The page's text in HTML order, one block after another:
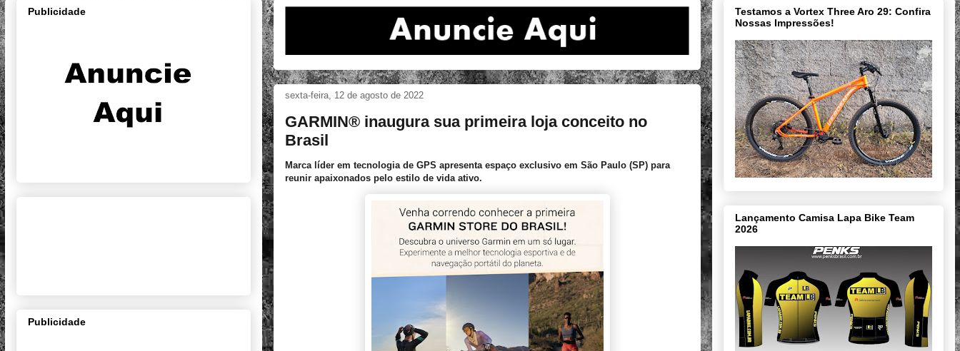
sexta-feira, 12 de agosto de 2022
GARMIN® inaugura sua primeira loja conceito no
Brasil
Marca líder em tecnologia de GPS apresenta espaço exclusivo em São Paulo (SP) para
reunir apaixonados pelo estilo de vida ativo.
Publicidade
Publicidade
Testamos a Vortex Three Aro 29: Confira
Nossas Impressões!
Lançamento Camisa Lapa Bike Team
2026